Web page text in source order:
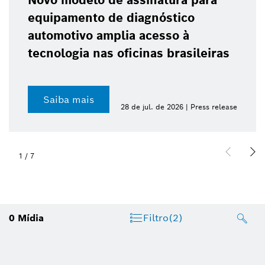
equipamento de diagnóstico
automotivo amplia acesso à
tecnologia nas oficinas brasileiras
Saiba mais
28 de jul. de 2026 | Press release
1 / 7
0 Mídia Filtro(2)